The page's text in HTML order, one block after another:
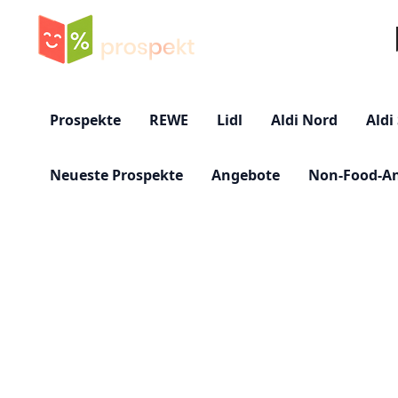
Prospekte REWE Lidl Aldi Nord Aldi
Neueste Prospekte Angebote Non-Food-